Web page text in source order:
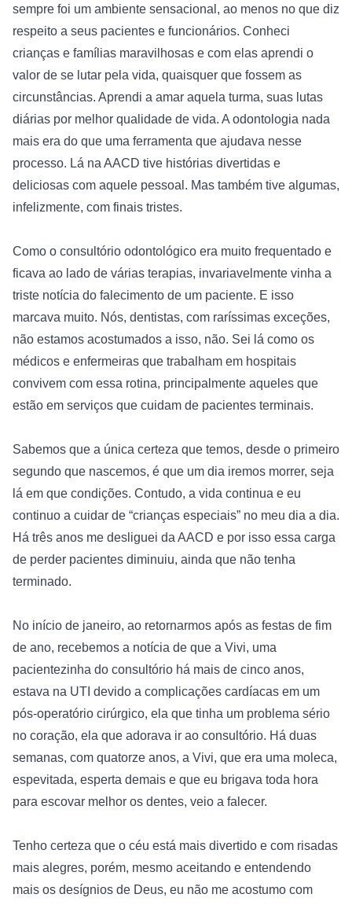
sempre foi um ambiente sensacional, ao menos no que diz
respeito a seus pacientes e funcionários. Conheci
crianças e famílias maravilhosas e com elas aprendi o
valor de se lutar pela vida, quaisquer que fossem as
circunstâncias. Aprendi a amar aquela turma, suas lutas
diárias por melhor qualidade de vida. A odontologia nada
mais era do que uma ferramenta que ajudava nesse
processo. Lá na AACD tive histórias divertidas e
deliciosas com aquele pessoal. Mas também tive algumas,
infelizmente, com finais tristes.
Como o consultório odontológico era muito frequentado e
ficava ao lado de várias terapias, invariavelmente vinha a
triste notícia do falecimento de um paciente. E isso
marcava muito. Nós, dentistas, com raríssimas exceções,
não estamos acostumados a isso, não. Sei lá como os
médicos e enfermeiras que trabalham em hospitais
convivem com essa rotina, principalmente aqueles que
estão em serviços que cuidam de pacientes terminais.
Sabemos que a única certeza que temos, desde o primeiro
segundo que nascemos, é que um dia iremos morrer, seja
lá em que condições. Contudo, a vida continua e eu
continuo a cuidar de “crianças especiais” no meu dia a dia.
Há três anos me desliguei da AACD e por isso essa carga
de perder pacientes diminuiu, ainda que não tenha
terminado.
No início de janeiro, ao retornarmos após as festas de fim
de ano, recebemos a notícia de que a Vivi, uma
pacientezinha do consultório há mais de cinco anos,
estava na UTI devido a complicações cardíacas em um
pós-operatório cirúrgico, ela que tinha um problema sério
no coração, ela que adorava ir ao consultório. Há duas
semanas, com quatorze anos, a Vivi, que era uma moleca,
espevitada, esperta demais e que eu brigava toda hora
para escovar melhor os dentes, veio a falecer.
Tenho certeza que o céu está mais divertido e com risadas
mais alegres, porém, mesmo aceitando e entendendo
mais os desígnios de Deus, eu não me acostumo com